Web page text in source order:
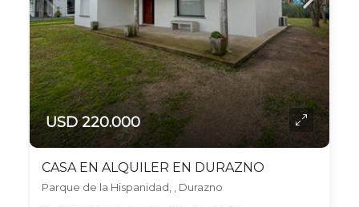
USD 220.000
CASA EN ALQUILER EN DURAZNO
Parque de la Hispanidad, , Durazno